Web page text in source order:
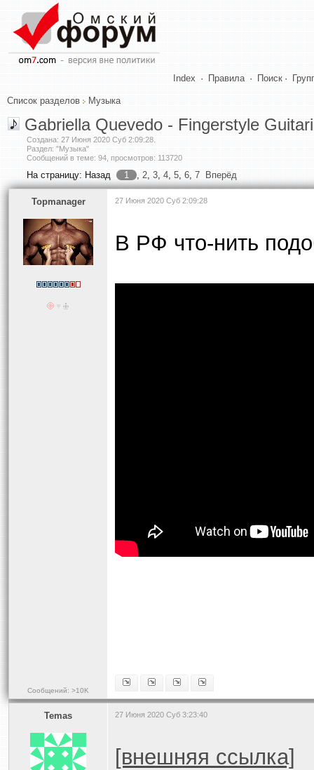
Index · Правила · Поиск ·
Список разделов Музыка
Gabriella Quevedo - Fingerstyle
Создана: 27 Июня 2020 Суб 2:09:28
Раздел: "Музыка"
Сообщений в теме: 94, просмотров: 113720
На страницу: Назад 1 , 2, 3, 4, 5, 6, 7 Вперёд
Topmanager
Сообщений: >10K
27 Июня 2020 Суб 2:09:28
В РФ что-нить
Temas 27 Июня 2020 Суб 3:23:40
[внешняя ссылка]